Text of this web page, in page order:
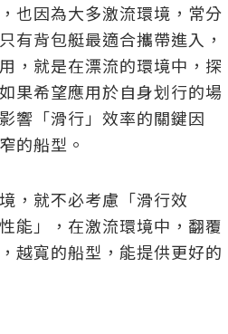
也因為大多激流環境，常分
有背包艇最適合攜帶進入，
，就是在漂流的環境中，探
果希望應用於自身划行的場
響「滑行」效率的關鍵因
的船型。
，就不必考慮「滑行效
能」，在激流環境中，翻覆
越寬的船型，能提供更好的